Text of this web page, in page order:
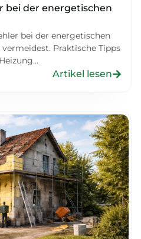
bei der energetischen
bei der energetischen
Praktische Tipps
Artikel lesen